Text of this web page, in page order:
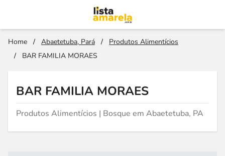
Home / Abaetetuba, Pará /
Produtos Alimentícios
/
BAR FAMILIA MORAES
BAR FAMILIA MORAES
Produtos Alimentícios | Bosque em Abaetetuba, PA